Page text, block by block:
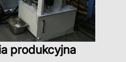
produkcyjna